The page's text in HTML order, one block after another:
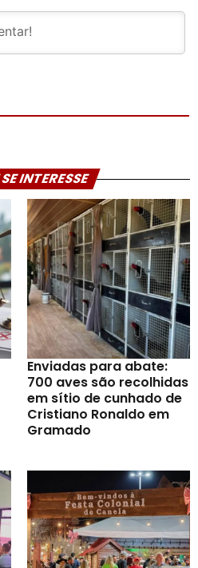
INTERESSE
Enviadas para abate:
700 aves são recolhidas
em sítio de cunhado de
Cristiano Ronaldo em
Gramado